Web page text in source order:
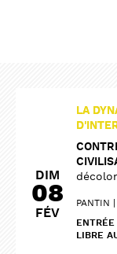
DIM
08
FÉV
LA
PANTIN
LIBRE